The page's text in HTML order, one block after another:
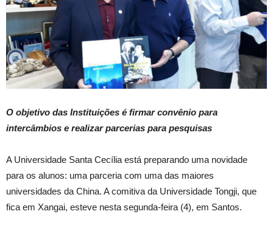
O objetivo das Instituições é firmar convênio para
intercâmbios e realizar parcerias para pesquisas
A Universidade Santa Cecília está preparando uma novidade
para os alunos: uma parceria com uma das maiores
universidades da China. A comitiva da Universidade Tongji, que
fica em Xangai, esteve nesta segunda-feira (4), em Santos.